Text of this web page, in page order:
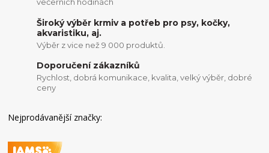
večerních hodinách
Široký výběr krmiv a potřeb pro psy, kočky,
akvaristiku, aj.
Výběr z vice než 9 000 produktů.
Doporučení zákazníků
Rychlost, dobrá komunikace, kvalita, velký výběr, dobré
ceny
Nejprodávanější značky: